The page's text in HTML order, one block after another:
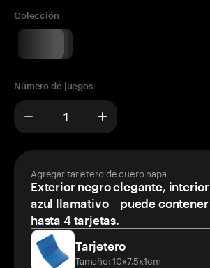
Colección
Número de juegos
Agregar tarjetero de cuero napa
Exterior negro elegante, interior
azul llamativo – puede contener
hasta 4 tarjetas.
Tarjetero
Tamaño: 10x7.5x1cm